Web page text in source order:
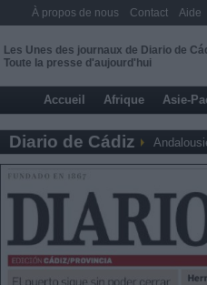
Les Unes des journaux de Diario de
Toute la presse d'aujourd'hui
Accueil Afrique Asie-
Diario de Cádiz
À propos de nous Contact Aide